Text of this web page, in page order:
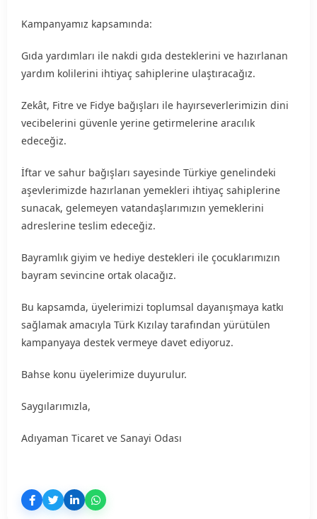
Kampanyamız kapsamında:
Gıda yardımları ile nakdi gıda desteklerini ve hazırlanan
yardım kolilerini ihtiyaç sahiplerine ulaştıracağız.
Zekât, Fitre ve Fidye bağışları ile hayırseverlerimizin dini
vecibelerini güvenle yerine getirmelerine aracılık
edeceğiz.
İftar ve sahur bağışları sayesinde Türkiye genelindeki
aşevlerimizde hazırlanan yemekleri ihtiyaç sahiplerine
sunacak, gelemeyen vatandaşlarımızın yemeklerini
adreslerine teslim edeceğiz.
Bayramlık giyim ve hediye destekleri ile çocuklarımızın
bayram sevincine ortak olacağız.
Bu kapsamda, üyelerimizi toplumsal dayanışmaya katkı
sağlamak amacıyla Türk Kızılay tarafından yürütülen
kampanyaya destek vermeye davet ediyoruz.
Bahse konu üyelerimize duyurulur.
Saygılarımızla,
Adıyaman Ticaret ve Sanayi Odası